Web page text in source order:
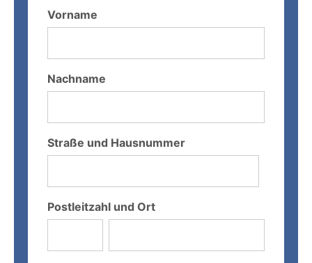
Vorname
Nachname
Straße und Hausnummer
Postleitzahl und Ort